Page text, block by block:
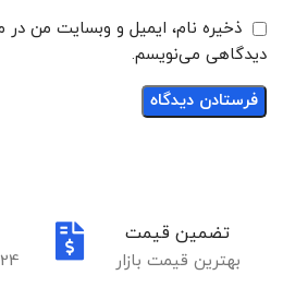
ذخیره نام، ایمیل و وبسایت من در
دیدگاهی می‌نویسم.
تضمین قیمت
بهترین قیمت بازار 24 ساعته، 7 روز هفته